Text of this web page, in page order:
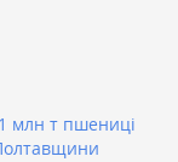
млн т пшениці